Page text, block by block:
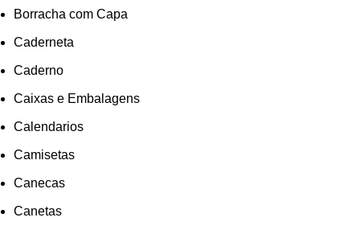
Borracha com Capa
Caderneta
Caderno
Caixas e Embalagens
Calendarios
Camisetas
Canecas
Canetas